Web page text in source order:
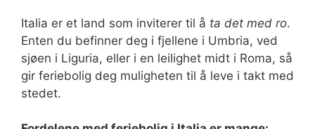
Italia er et land som inviterer til å ta det med ro.
Enten du befinner deg i fjellene i Umbria, ved
sjøen i Liguria, eller i en leilighet midt i Roma, så
gir feriebolig deg muligheten til å leve i takt med
stedet.